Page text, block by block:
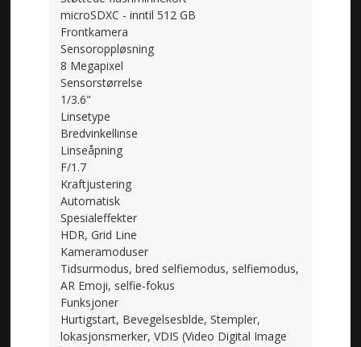
microSDXC - inntil 512 GB
Frontkamera
Sensoroppløsning
8 Megapixel
Sensorstørrelse
1/3.6"
Linsetype
Bredvinkellinse
Linseåpning
F/1.7
Kraftjustering
Automatisk
Spesialeffekter
HDR, Grid Line
Kameramoduser
Tidsurmodus, bred selfiemodus, selfiemodus,
AR Emoji, selfie-fokus
Funksjoner
Hurtigstart, Bevegelsesblde, Stempler,
lokasjonsmerker, VDIS (Video Digital Image